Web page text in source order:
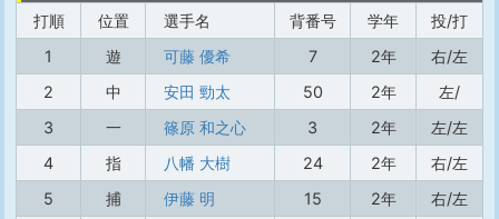
打順
位置 選手名 背番号 学年
投/打
1
遊 可藤 優希 7 2年
右/左
2
中 安田 勁太 50 2年
左/
3
一 篠原 和之心 3 2年
左/左
4
指 八幡 大樹 24 2年
右/左
5
捕 伊藤 明 15 2年
右/左